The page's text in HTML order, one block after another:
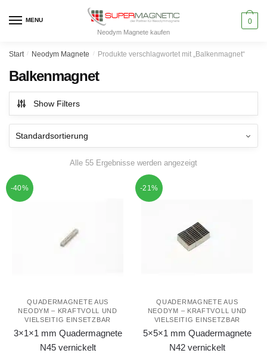
MENU
Neodym Magnete kaufen
0
Start / Neodym Magnete / Produkte verschlagwortet mit „Balkenmagnet“
Balkenmagnet
Show Filters
Alle 55 Ergebnisse werden angezeigt
-40%
QUADERMAGNETE AUS
NEODYM – KRAFTVOLL UND
VIELSEITIG EINSETZBAR
3×1×1 mm Quadermagnete
N45 vernickelt
-21%
QUADERMAGNETE AUS
NEODYM – KRAFTVOLL UND
VIELSEITIG EINSETZBAR
5×5×1 mm Quadermagnete
N42 vernickelt